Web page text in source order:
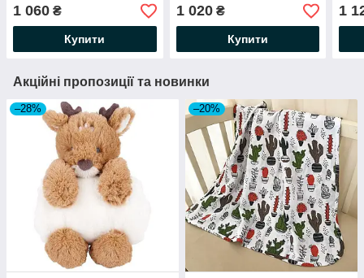
1 060 ₴
Купити
1 020₴
Купити
1
Акційні пропозиції та новинки
–28% –20%